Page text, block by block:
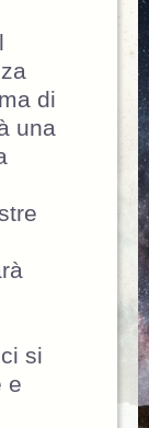
di
una
si
e